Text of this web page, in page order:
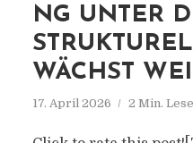
NG UNTER
WÄCHST
17. April 2026 2 Min.